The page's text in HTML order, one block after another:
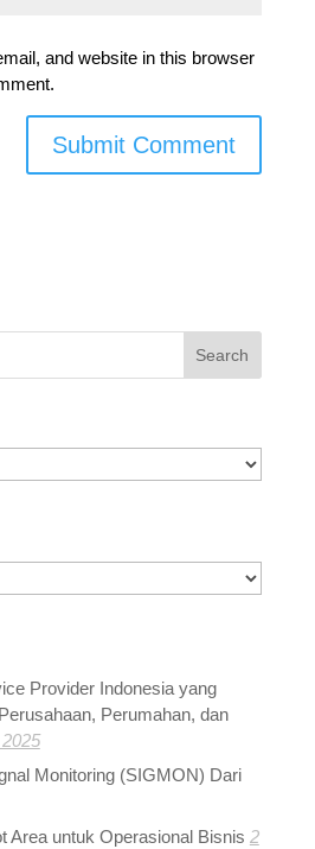
and website in this browser
Provider Indonesia yang
Perumahan, dan
Monitoring (SIGMON) Dari
Area untuk Operasional Bisnis 2